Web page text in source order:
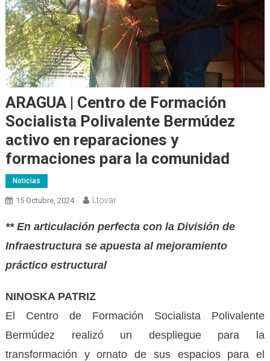
ARAGUA | Centro de Formación
Socialista Polivalente Bermúdez
activo en reparaciones y
formaciones para la comunidad
Noticias
15 Octubre, 2024 Ltovar
** En articulación perfecta con la División de
Infraestructura se apuesta al mejoramiento
práctico estructural
NINOSKA PATRIZ
El Centro de Formación Socialista Polivalente
Bermúdez realizó un despliegue para la
transformación y ornato de sus espacios para el